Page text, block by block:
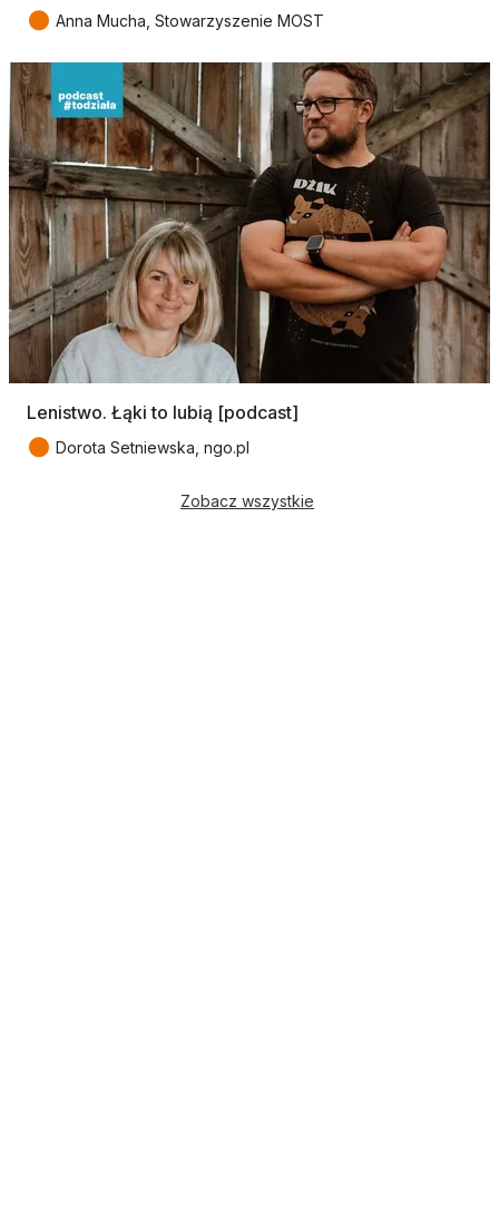
● Anna Mucha, Stowarzyszenie MOST
Lenistwo. Łąki to lubią [podcast]
● Dorota Setniewska, ngo.pl
Zobacz wszystkie